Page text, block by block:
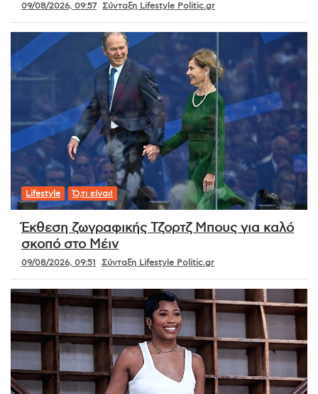
09/08/2026, 09:57 Σύνταξη Lifestyle Politic.gr
Lifestyle Ό,τι είναι!
Έκθεση ζωγραφικής Τζορτζ Μπους για καλό
σκοπό στο Μέιν
09/08/2026, 09:51 Σύνταξη Lifestyle Politic.gr